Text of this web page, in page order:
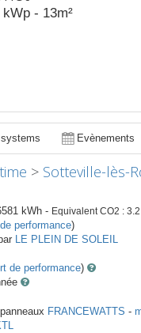
kWp - 13m²
Evènements
> Sotteville-lès-
kWh - Equivalent CO2 : 3.2
performance)
LE PLEIN DE SOLEIL
de performance)
panneaux FRANCEWATTS -